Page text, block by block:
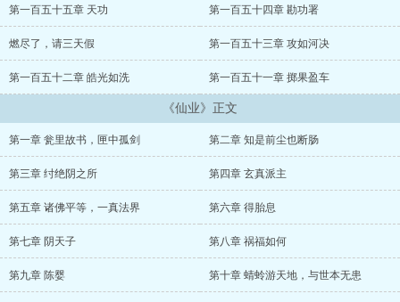
第一百五十五章 天功 第一百五十四章 勘功署
燃尽了，请三天假 第一百五十三章 攻如河决
第一百五十二章 皓光如洗 第一百五十一章 掷果盈车
《仙业》正文
第一章 瓮里故书，匣中孤剑 第二章 知是前尘也断肠
第三章 纣绝阴之所 第四章 玄真派主
第五章 诸佛平等，一真法界 第六章 得胎息
第七章 阴天子 第八章 祸福如何
第九章 陈婴 第十章 蜻蛉游天地，与世本无患